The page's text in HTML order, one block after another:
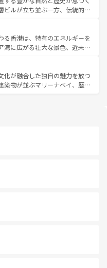
ラエティの豊かさとおいしさで
ベトナムコーヒーなどは、ぜ
地域を訪れてもあたたかい人々
で、きっと忘れられない旅にな
ビルが立ち並ぶ一方、伝統的な
ではチェンマイなどの山岳地
ではプーケットやクラビの美し
楽しむことができる。タイ料理
、どの季節にも異なる楽しみ
いタイの人々、仏教を中心とし
資源が、訪れる旅人を魅了し続
る香港は、特有のエネルギーを
湾に広がる壮大な景色、近未来
はず。観光スポットが密集し
を回れるのも魅力。息をのむよ
まで、香港を存分に楽しみ尽く
化が融合した独自の魅力を放つ
築物が並ぶマリーナベイ、歴史
を楽しめる外せないスポット